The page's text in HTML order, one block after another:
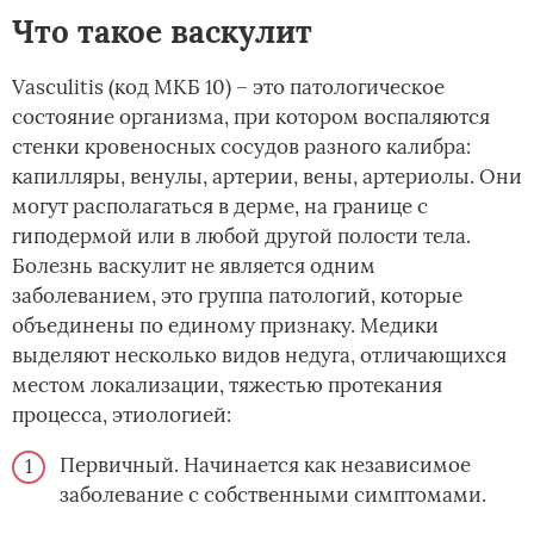
Что такое васкулит
Vasculitis (код МКБ 10) – это патологическое
состояние организма, при котором воспаляются
стенки кровеносных сосудов разного калибра:
капилляры, венулы, артерии, вены, артериолы. Они
могут располагаться в дерме, на границе с
гиподермой или в любой другой полости тела.
Болезнь васкулит не является одним
заболеванием, это группа патологий, которые
объединены по единому признаку. Медики
выделяют несколько видов недуга, отличающихся
местом локализации, тяжестью протекания
процесса, этиологией:
Первичный. Начинается как независимое
заболевание с собственными симптомами.